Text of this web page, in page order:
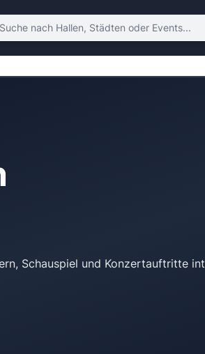
nach Hallen, Städten oder Events
Schauspiel und Konzertauftritte